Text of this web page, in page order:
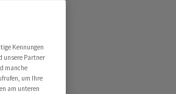
Kennungen
unsere Partner
manche
um Ihre
am unteren